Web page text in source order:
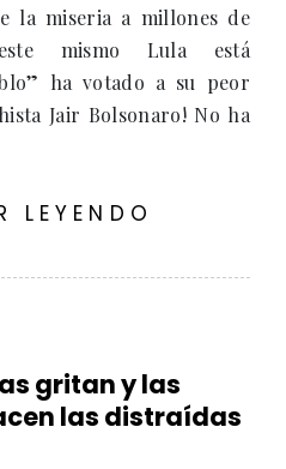
la miseria a millones de
mismo Lula está
ha votado a su peor
Jair Bolsonaro! No ha
LEYENDO
gritan y las
las distraídas